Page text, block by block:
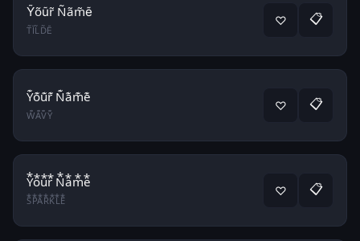
Ỹõũr̃ Ñãm̃ẽ
T̃ĨL̃D̃Ẽ
♡ 📋
Y͊o͊u͊r͊ N͊a͊m͊e͊
W͊A͊V͊Y͊
♡ 📋
Y⃰o⃰u⃰r⃰ N⃰a⃰m⃰e⃰
S⃰P⃰A⃰R⃰K⃰L⃰E⃰
♡ 📋